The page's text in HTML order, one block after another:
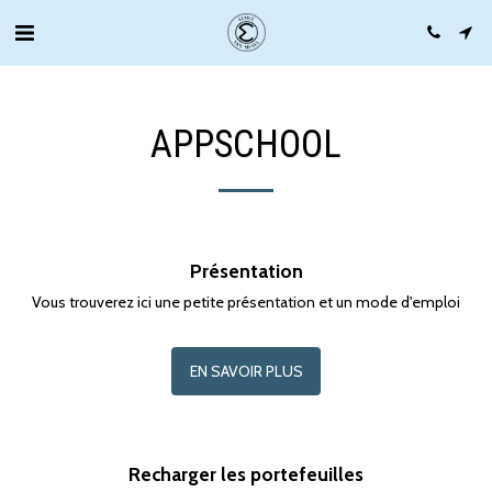
APPSCHOOL
Présentation
Vous trouverez ici une petite présentation et un mode d'emploi
EN SAVOIR PLUS
Recharger les portefeuilles